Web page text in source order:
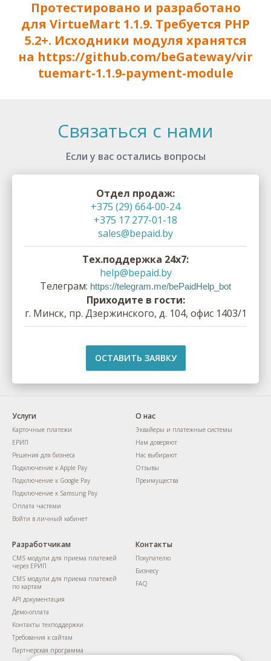
Протестировано и разработано
для VirtueMart 1.1.9. Требуется PHP
5.2+. Исходники модуля хранятся
на https://github.com/beGateway/vir
tuemart-1.1.9-payment-module
Связаться с нами
Если у вас остались вопросы
Отдел продаж:
+375 (29) 664-00-24
+375 17 277-01-18
sales@bepaid.by
Тех.поддержка 24х7:
help@bepaid.by
Телеграм: https://telegram.me/bePaidHelp_bot
Приходите в гости:
г. Минск, пр. Дзержинского, д. 104, офис 1403/1
ОСТАВИТЬ ЗАЯВКУ
Услуги
Карточные платежи
ЕРИП
Решения для бизнеса
Подключение к Apple Pay
Подключение к Google Pay
Подключение к Samsung Pay
Оплата частями
Войти в личный кабинет
О нас
Эквайеры и платежные системы
Нам доверяют
Нас выбирают
Отзывы
Преимущества
Разработчикам
CMS модули для приема платежей
через ЕРИП
CMS модули для приема платежей
по картам
API документация
Демо-оплата
Контакты техподдержки
Требования к сайтам
Партнерская программа
Контакты
Покупателю
Бизнесу
FAQ